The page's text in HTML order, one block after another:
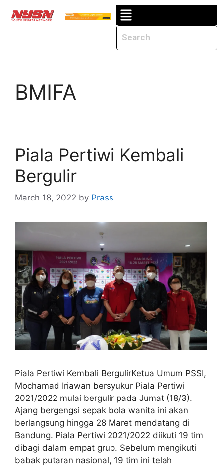
BMIFA
Piala Pertiwi Kembali
Bergulir
March 18, 2022 by Prass
Piala Pertiwi Kembali BergulirKetua Umum PSSI,
Mochamad Iriawan bersyukur Piala Pertiwi
2021/2022 mulai bergulir pada Jumat (18/3).
Ajang bergengsi sepak bola wanita ini akan
berlangsung hingga 28 Maret mendatang di
Bandung. Piala Pertiwi 2021/2022 diikuti 19 tim
dibagi dalam empat grup. Sebelum mengikuti
babak putaran nasional, 19 tim ini telah